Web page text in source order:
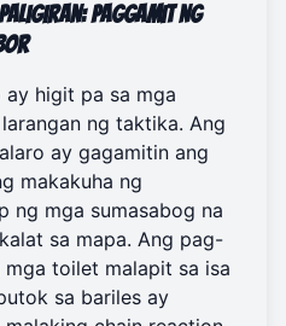
Paggamit ng
higit pa sa mga
ng taktika. Ang
ay gagamitin ang
makakuha ng
ng mga sumasabog na
sa mapa. Ang pag-
toilet malapit sa isa
sa bariles ay